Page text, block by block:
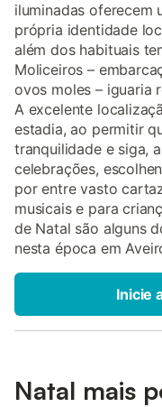
iluminadas oferecem
própria identidade
além dos habituais
Moliceiros –
ovos moles – iguaria
A excelente
estadia, ao permitir
tranquilidade e siga,
celebrações,
por entre vasto
musicais e para
de Natal são alguns
nesta época em
Inicie
Natal mais